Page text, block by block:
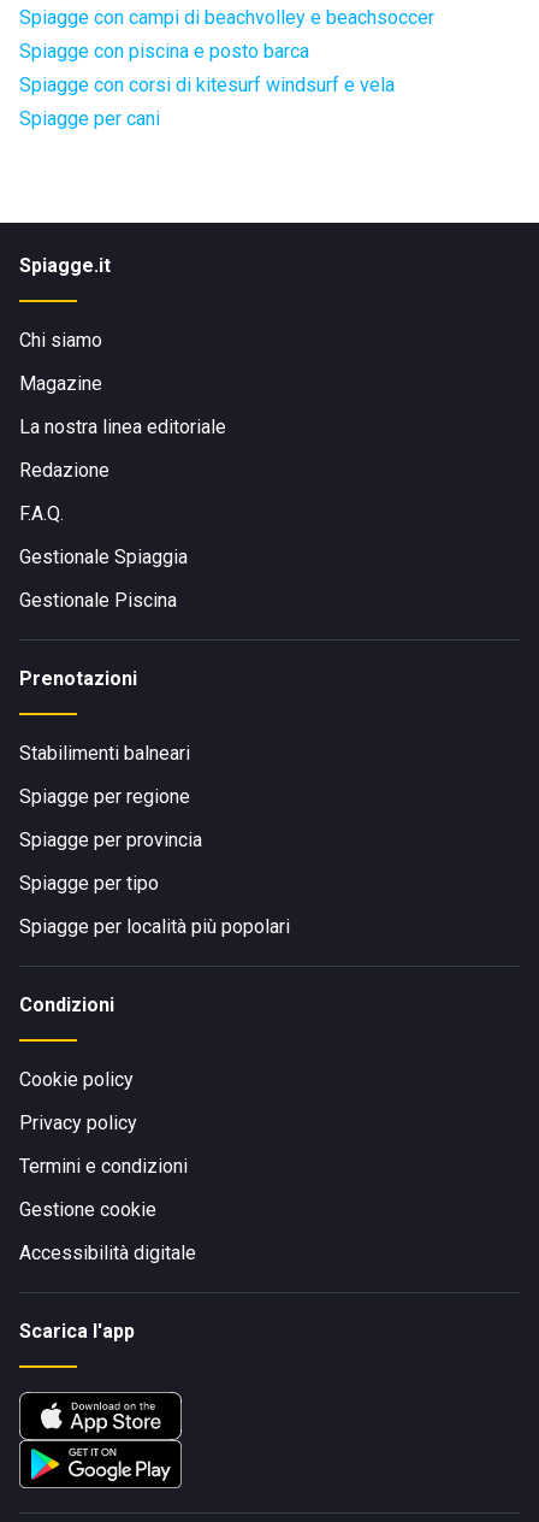
Spiagge con campi di beachvolley e beachsoccer
Spiagge con piscina e posto barca
Spiagge con corsi di kitesurf windsurf e vela
Spiagge per cani
Spiagge.it
Chi siamo
Magazine
La nostra linea editoriale
Redazione
F.A.Q.
Gestionale Spiaggia
Gestionale Piscina
Prenotazioni
Stabilimenti balneari
Spiagge per regione
Spiagge per provincia
Spiagge per tipo
Spiagge per località più popolari
Condizioni
Cookie policy
Privacy policy
Termini e condizioni
Gestione cookie
Accessibilità digitale
Scarica l'app